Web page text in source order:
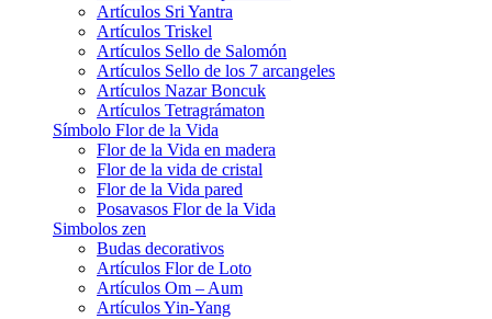
Artículos Sri Yantra
Artículos Triskel
Artículos Sello de Salomón
Artículos Sello de los 7 arcangeles
Artículos Nazar Boncuk
Artículos Tetragrámaton
Símbolo Flor de la Vida
Flor de la Vida en madera
Flor de la vida de cristal
Flor de la Vida pared
Posavasos Flor de la Vida
Simbolos zen
Budas decorativos
Artículos Flor de Loto
Artículos Om – Aum
Artículos Yin-Yang